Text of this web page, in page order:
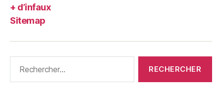
+ d’infaux
Sitemap